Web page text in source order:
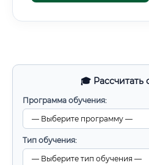
🎓 Рассчитать
Программа обучения:
Тип обучения: